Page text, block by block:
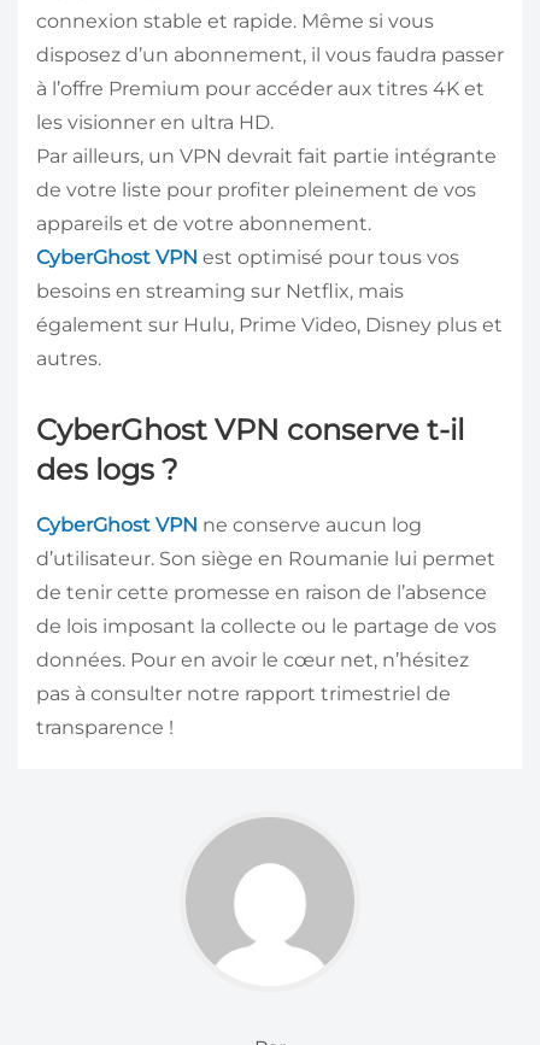
connexion stable et rapide. Même si vous
disposez d’un abonnement, il vous faudra passer
à l’offre Premium pour accéder aux titres 4K et
les visionner en ultra HD.
Par ailleurs, un VPN devrait fait partie intégrante
de votre liste pour profiter pleinement de vos
appareils et de votre abonnement.
CyberGhost VPN est optimisé pour tous vos
besoins en streaming sur Netflix, mais
également sur Hulu, Prime Video, Disney plus et
autres.
CyberGhost VPN conserve t-il
des logs ?
CyberGhost VPN ne conserve aucun log
d’utilisateur. Son siège en Roumanie lui permet
de tenir cette promesse en raison de l’absence
de lois imposant la collecte ou le partage de vos
données. Pour en avoir le cœur net, n’hésitez
pas à consulter notre rapport trimestriel de
transparence !